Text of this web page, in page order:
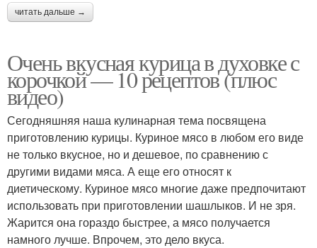
читать дальше →
Очень вкусная курица в духовке с
корочкой — 10 рецептов (плюс
видео)
Сегодняшняя наша кулинарная тема посвящена
приготовлению курицы. Куриное мясо в любом его виде
не только вкусное, но и дешевое, по сравнению с
другими видами мяса. А еще его относят к
диетическому. Куриное мясо многие даже предпочитают
использовать при приготовлении шашлыков. И не зря.
Жарится она гораздо быстрее, а мясо получается
намного лучше. Впрочем, это дело вкуса.